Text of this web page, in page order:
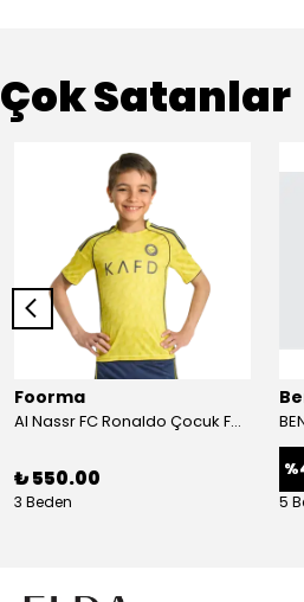
Çok Satanlar
Foorma
Al Nassr FC Ronaldo Çocuk Forma 2'li Takım(Şort/T-Shirt)
₺ 550.00
3 Beden
%
5